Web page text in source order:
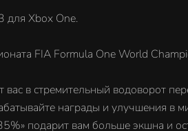
для Xbox One.
FIA Formula One World
в стремительный водоворот
награды и улучшения
подарит вам больше экшна и